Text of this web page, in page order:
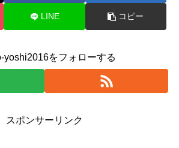
LINE コピー
yoshi2016をフォローする
スポンサーリンク